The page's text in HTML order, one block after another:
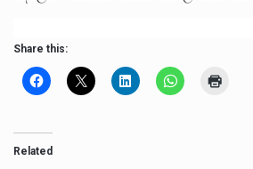
Share this:
Related